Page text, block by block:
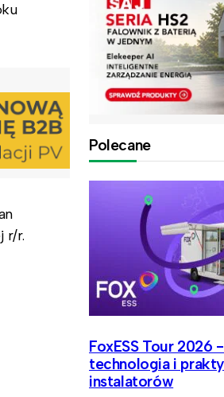
r/r.
Polecane
FoxESS Tour 2026
technologia i
instalatorów